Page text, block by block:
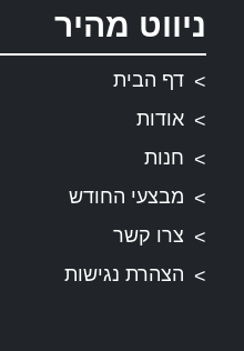
ניווט מהיר
דף הבית
אודות
חנות
מבצעי החודש
צרו קשר
הצהרת נגישות